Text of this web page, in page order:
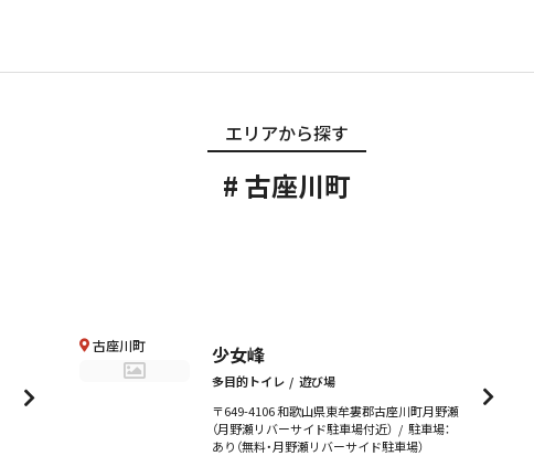
エリアから探す
古座川町
古座川町 少女峰
多目的トイレ
遊び場
〒649-4106 和歌山県東牟婁郡古座川町月野瀬
（月野瀬リバーサイド駐車場付近）
駐車場：
あり（無料・月野瀬リバーサイド駐車場）